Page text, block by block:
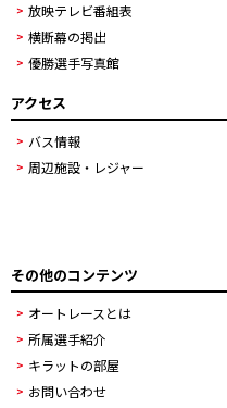
放映テレビ番組表
横断幕の掲出
優勝選手写真館
アクセス
バス情報
周辺施設・レジャー
その他のコンテンツ
オートレースとは
所属選手紹介
キラットの部屋
お問い合わせ